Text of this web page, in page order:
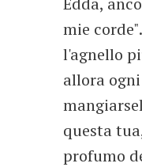
mie
l'agnello
allora
questa
profumo